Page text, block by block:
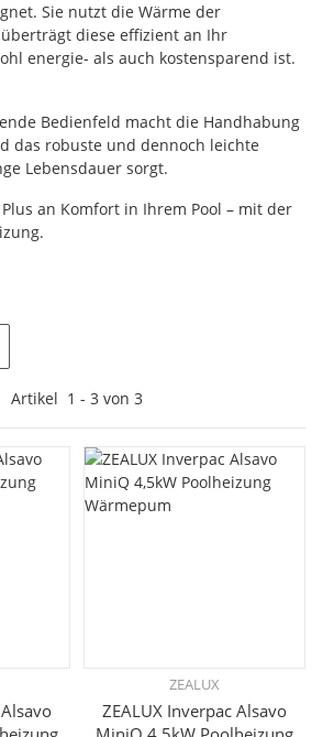
Sie nutzt die Wärme der
diese effizient an Ihr
energie- als auch kostensparend ist.
Bedienfeld macht die Handhabung
das robuste und dennoch leichte
Lebensdauer sorgt.
an Komfort in Ihrem Pool – mit der
Artikel 1 - 3 von 3
ZEALUX
ZEALUX Inverpac Alsavo